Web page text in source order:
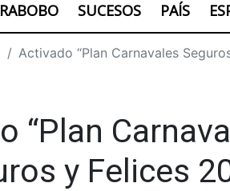
SUCESOS PAÍS
Activado “Plan Carnavales
“Plan
y Felices